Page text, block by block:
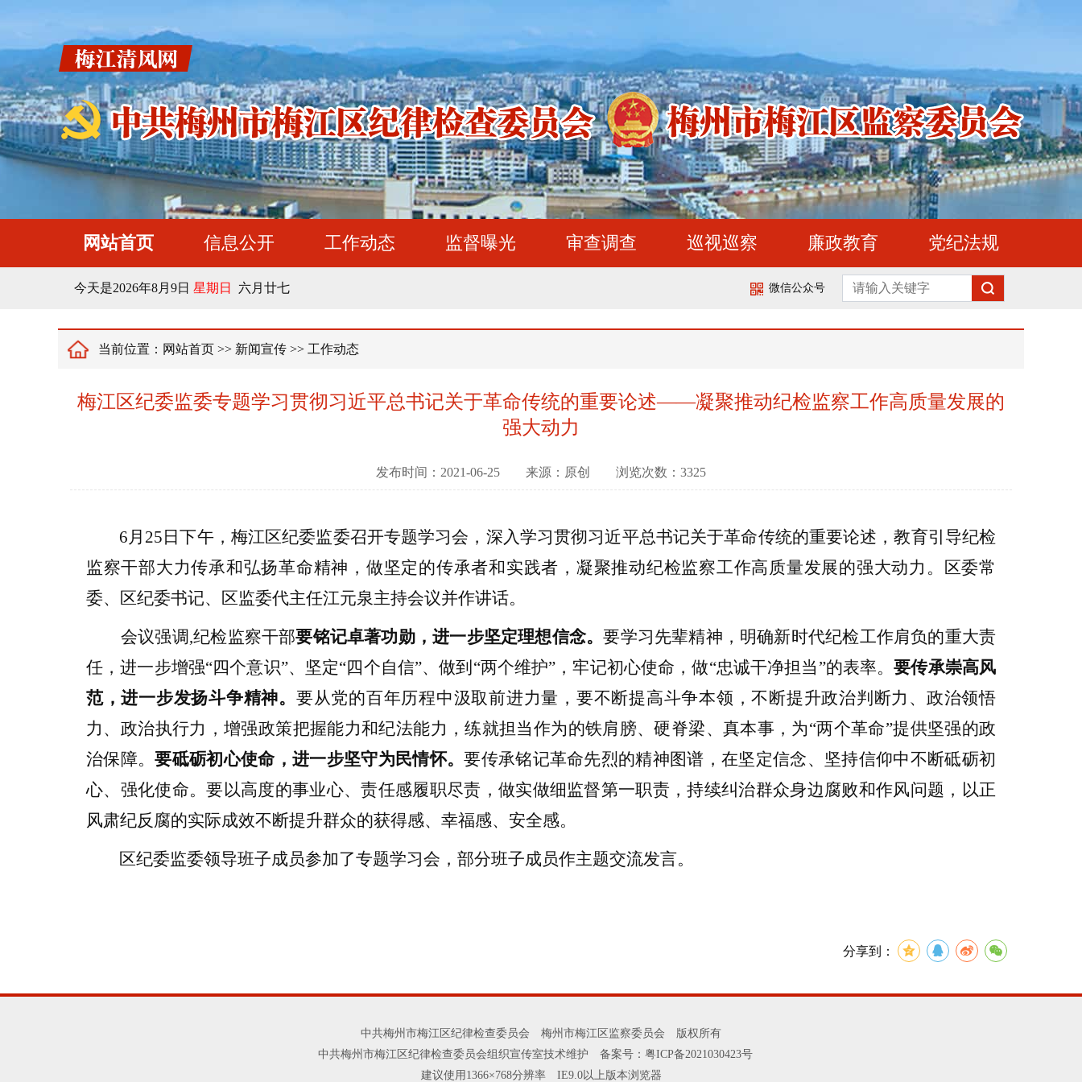
网站首页 信息公开 工作动态 监督曝光 审查调查 巡视巡察 廉政教育 党纪法规
今天是2026年8月9日 星期日 六月廿七 微信公众号
当前位置： 网站首页 >> 新闻宣传 >> 工作动态
梅江区纪委监委专题学习贯彻习近平总书记关于革命传统的重要论述——凝聚推动纪检监察工作高质量发展的
强大动力
发布时间：2021-06-25 来源：原创 浏览次数：3325
6月25日下午，梅江区纪委监委召开专题学习会，深入学习贯彻习近平总书记关于革命传统的重要论述，教育引导纪检
监察干部大力传承和弘扬革命精神，做坚定的传承者和实践者，凝聚推动纪检监察工作高质量发展的强大动力。
区委常
委、区纪委书记、区监委代主任江元泉主持会议并作讲话。
会议强调,纪检监察干部要铭记卓著功勋，进一步坚定理想信念。要学习先辈精神，明确新时代纪检工作肩负的重大责
任，进一步增强“四个意识”、坚定“四个自信”、做到“两个维护”，牢记初心使命，做“忠诚干净担当”的表率。要传承崇高风
范，进一步发扬斗争精神。 要从党的百年历程中汲取前进力量，要不断提高斗争本领，不断提升政治判断力、政治领悟
力、政治执行力，增强政策把握能力和纪法能力，练就担当作为的铁肩膀、硬脊梁、真本事，为“两个革命”提供坚强的政
治保障。要砥砺初心使命，进一步坚守为民情怀。要传承铭记革命先烈的精神图谱，在坚定信念、坚持信仰中不断砥砺初
心、强化使命。要以高度的事业心、责任感履职尽责， 做实做细监督第一职责，持续纠治群众身边腐败和作风问题， 以正
风肃纪反腐的实际成效不断提升群众的获得感、幸福感、安全感。
区纪委监委领导班子成员参加了专题学习会，部分班子成员作主题交流发言。
分享到：
中共梅州市梅江区纪律检查委员会 梅州市梅江区监察委员会 版权所有
中共梅州市梅江区纪律检查委员会组织宣传室技术维护 备案号：粤ICP备2021030423号
建议使用1366×768分辨率 IE9.0以上版本浏览器